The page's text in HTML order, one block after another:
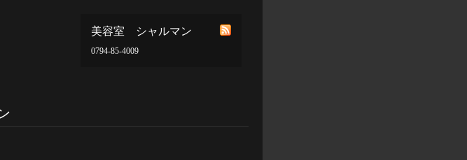
美容室 シャルマン
0794-85-4009